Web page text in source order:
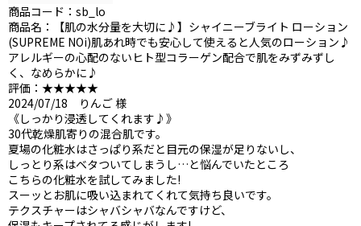
商品コード：sb_lo
商品名：【肌の水分量を大切に♪】シャイニーブライト ローション
(SUPREME NOi)肌あれ時でも安心して使えると人気のローション♪
アレルギーの心配のないヒト型コラーゲン配合で肌をみずみずし
く、なめらかに♪
評価：★★★★★
2024/07/18 りんご 様
《しっかり浸透してくれます♪》
30代乾燥肌寄りの混合肌です。
夏場の化粧水はさっぱり系だと目元の保湿が足りないし、
しっとり系はベタついてしまうし…と悩んでいたところ
こちらの化粧水を試してみました!
スーッとお肌に吸い込まれてくれて気持ち良いです。
テクスチャーはシャバシャバなんですけど、